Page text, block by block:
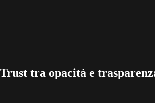
tra opacità e